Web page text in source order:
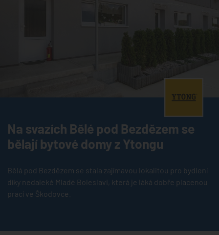
Na svazích Bělé pod Bezdězem se
bělají bytové domy z Ytongu
Bělá pod Bezdězem se stala zajímavou lokalitou pro bydlení
díky nedaleké Mladé Boleslavi, která je láká dobře placenou
prací ve Škodovce.